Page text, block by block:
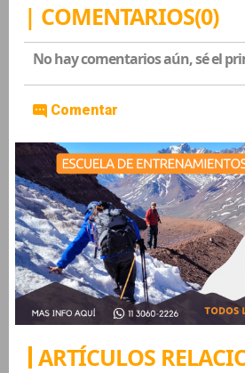
| COMENTARIOS(0)
No hay comentarios aún, sé el
Comentar
ARTÍCULOS